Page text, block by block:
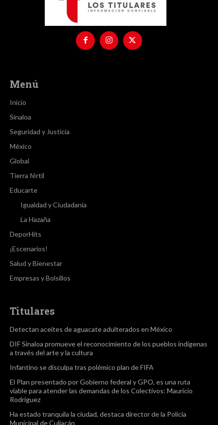
Menú
Inicio
Sinaloa
Seguridad y Justicia
México
Global
Tierra fértil
Educarte
Igualdad y Ciudadanía
La Hazaña
DeporHits
¡Escenarios!
Salud y Bienestar
Empresas y Bolsillos
Titulares
Detectan aceites de aguacate adulterados en México
DIF Sinaloa promueve el reconocimiento de los pueblos indígenas
a través del arte y la cultura
Infantino se disculpa tras polémico plan de FIFA
El Plan presentado por Gobierno federal y GPO, es una ruta
viable para atender las demandas de los Colectivos: Mauricio
Rodríguez
Ha estado tranquila la ciudad, destaca director de la Policía
Municipal de Culiacán